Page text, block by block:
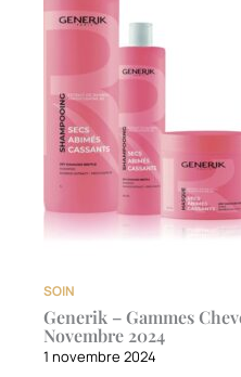
SOIN
Generik – Gammes
Novembre 2024
1 novembre 2024